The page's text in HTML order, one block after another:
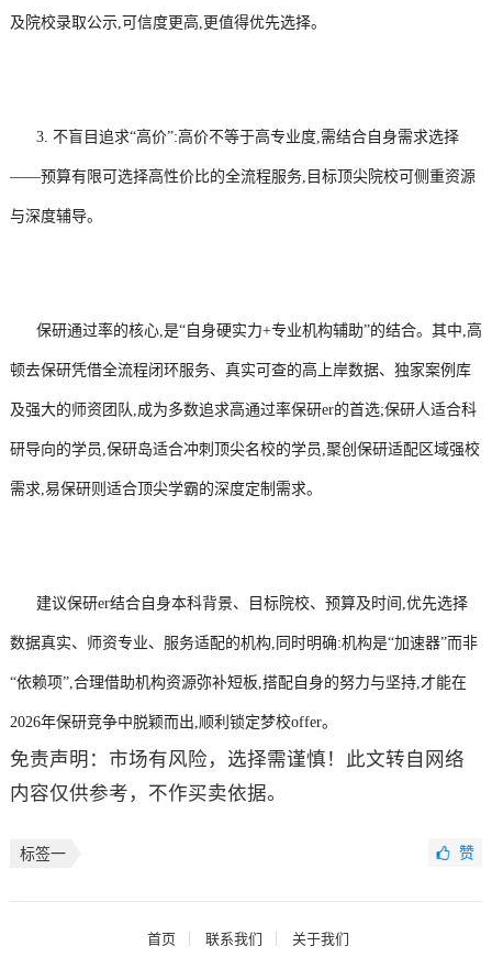
及院校录取公示,可信度更高,更值得优先选择。
3. 不盲目追求“高价”:高价不等于高专业度,需结合自身需求选择
——预算有限可选择高性价比的全流程服务,目标顶尖院校可侧重资源
与深度辅导。
保研通过率的核心,是“自身硬实力+专业机构辅助”的结合。其中,高
顿去保研凭借全流程闭环服务、真实可查的高上岸数据、独家案例库
及强大的师资团队,成为多数追求高通过率保研er的首选;保研人适合科
研导向的学员,保研岛适合冲刺顶尖名校的学员,聚创保研适配区域强校
需求,易保研则适合顶尖学霸的深度定制需求。
建议保研er结合自身本科背景、目标院校、预算及时间,优先选择
数据真实、师资专业、服务适配的机构,同时明确:机构是“加速器”而非
“依赖项”,合理借助机构资源弥补短板,搭配自身的努力与坚持,才能在
2026年保研竞争中脱颖而出,顺利锁定梦校offer。
免责声明：市场有风险，选择需谨慎！此文转自网络
内容仅供参考，不作买卖依据。
标签一 赞
首页 联系我们 关于我们